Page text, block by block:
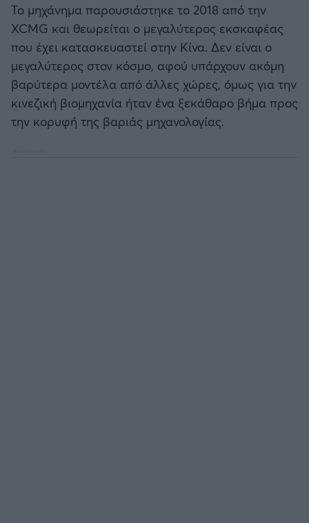
Μάντσεστερ Σίτι
Λίβερπουλ
Τσέλσι
Το μηχάνημα παρουσιάστηκε το 2018 από την
XCMG και θεωρείται ο μεγαλύτερος εκσκαφέας
που έχει κατασκευαστεί στην Κίνα. Δεν είναι ο
μεγαλύτερος στον κόσμο, αφού υπάρχουν ακόμη
βαρύτερα μοντέλα από άλλες χώρες, όμως για την
κινεζική βιομηχανία ήταν ένα ξεκάθαρο βήμα προς
την κορυφή της βαριάς μηχανολογίας.